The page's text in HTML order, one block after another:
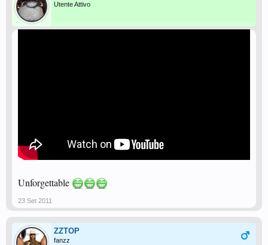
Utente Attivo
Unforgettable
23 Set 2011
ZZTOP
fanzz